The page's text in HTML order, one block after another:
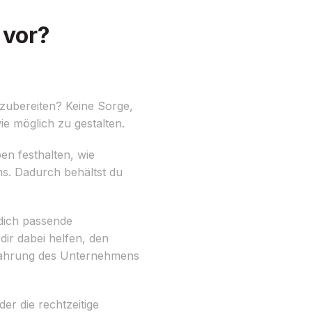
Keine Sorge,
möglich zu gestalten.
festhalten, wie
Dadurch behältst du
passende
dabei helfen, den
des Unternehmens
die rechtzeitige